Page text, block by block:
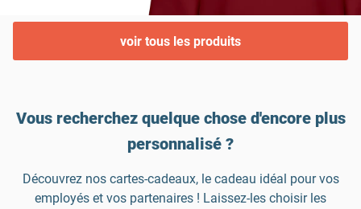
voir tous les produits
Vous recherchez quelque chose d'encore plus
personnalisé ?
Découvrez nos cartes-cadeaux, le cadeau idéal pour vos
employés et vos partenaires ! Laissez-les choisir les